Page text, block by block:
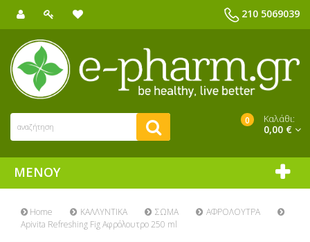
210 5069039
0 Καλάθι:
0,00 €
ΜΕΝΟΎ
Home ΚΑΛΛΥΝΤΙΚΑ ΣΩΜΑ
ΑΦΡΟΛΟΥΤΡΑ
Apivita Refreshing Fig Αφρόλουτρο 250 ml